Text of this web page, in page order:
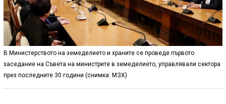
В Министерството на земеделието и храните се проведе първото
заседание на Съвета на министрите в земеделието, управлявали сектора
през последните 30 години (снимка: МЗХ)